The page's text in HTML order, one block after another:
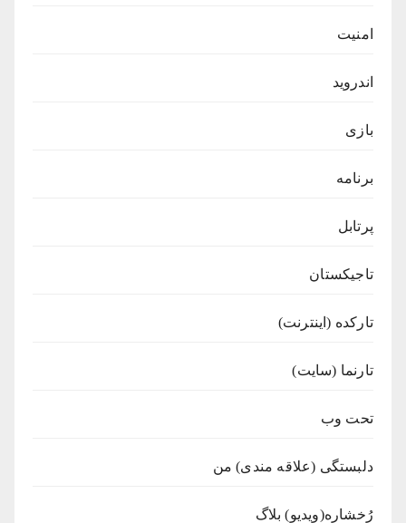
امنیت
اندروید
بازی
برنامه
پرتابل
تاجیکستان
تارکده (اینترنت)
تارنما (سایت)
تحت وب
دلبستگی (علاقه مندی) من
رُخشاره(ویدیو) بلاگ